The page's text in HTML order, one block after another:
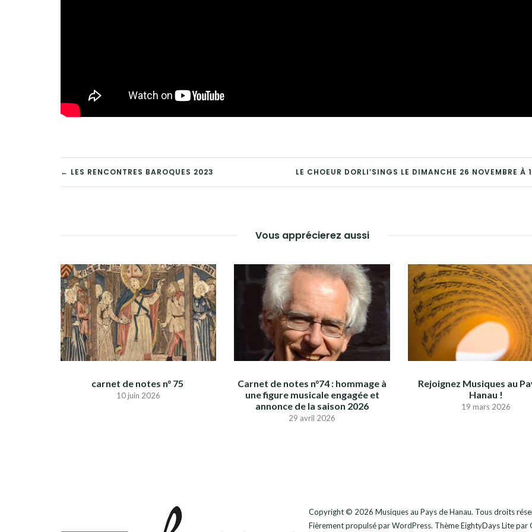
NAVIGATION
← LES RENCONTRES BAROQUES 2023 LE CHOEUR DORLI’SINGS LE DIMANCHE 26 NOVEMBRE À
Vous apprécierez aussi
carnet de notes n° 75
10 juin 2026
Carnet de notes n°74 : hommage à
une figure musicale engagée et
annonce de la saison 2026
29 avril 2026
Rejoignez Musiques au
Hanau !
19 mars 2026
Copyright © 2026 Musiques au Pays de Hanau. Tous droits
Fièrement propulsé parWordPress. ThèmeEightyDays Litepar